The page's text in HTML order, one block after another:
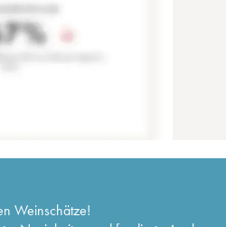
Weinschätze!